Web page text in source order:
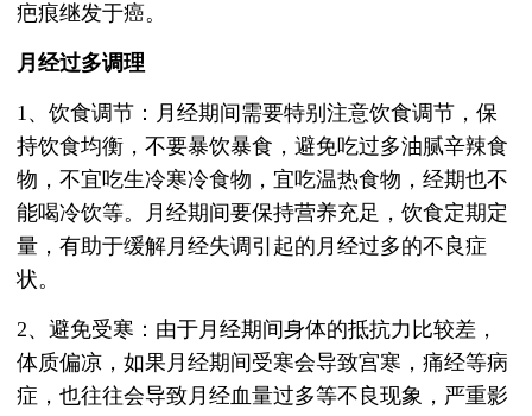
疤痕继发于癌。
月经过多调理
1、饮食调节：月经期间需要特别注意饮食调节，保
持饮食均衡，不要暴饮暴食，避免吃过多油腻辛辣食
物，不宜吃生冷寒冷食物，宜吃温热食物，经期也不
能喝冷饮等。月经期间要保持营养充足，饮食定期定
量，有助于缓解月经失调引起的月经过多的不良症
状。
2、避免受寒：由于月经期间身体的抵抗力比较差，
体质偏凉，如果月经期间受寒会导致宫寒，痛经等病
症，也往往会导致月经血量过多等不良现象，严重影